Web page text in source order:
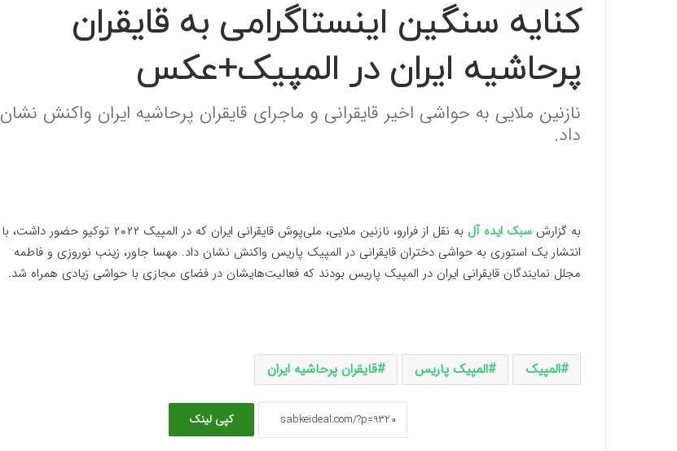
کنایه سنگین اینستاگرامی به قایقران
پرحاشیه ایران در المپیک+عکس
نازنین ملایی به حواشی اخیر قایقرانی و ماجرای قایقران پرحاشیه ایران واکنش نشان
داد.
به گزارش سبک ایده آل
به نقل از فرارو، نازنین ملایی، ملی‌پوش قایقرانی ایران که در المپیک ۲۰۲۲ توکیو حضور داشت، با
انتشار یک استوری به حواشی دختران قایقرانی در المپیک پاریس واکنش نشان داد. مهسا جاور، زینب نوروزی و فاطمه
مجلل نمایندگان قایقرانی ایران در المپیک پاریس بودند که فعالیت‌هایشان در فضای مجازی با حواشی زیادی همراه شد.
المپیک المپیک پاریس قایقران پرحاشیه ایران
کپی لینک